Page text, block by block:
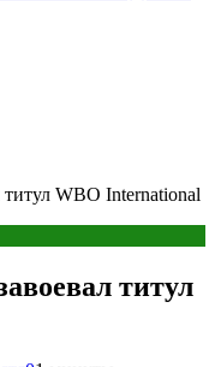
WBO International
титул